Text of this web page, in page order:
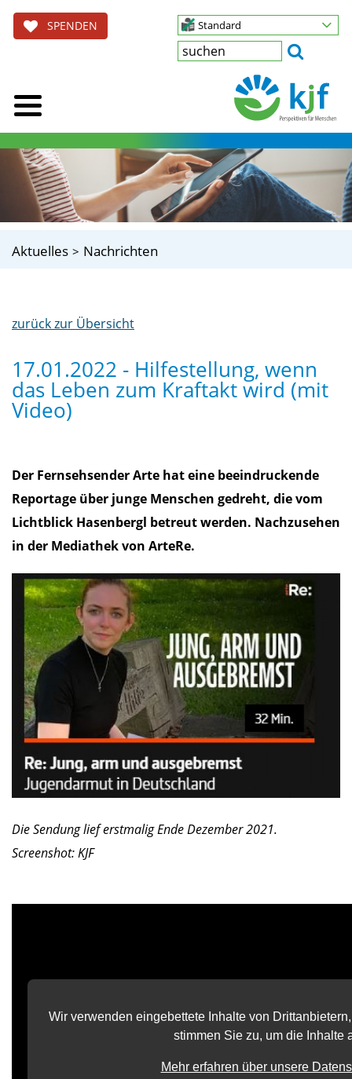
SPENDEN Standard
Aktuelles Nachrichten
zurück zur Übersicht
17.01.2022 - Hilfestellung, wenn
das Leben zum Kraftakt wird (mit
Video)
Der Fernsehsender Arte hat eine beeindruckende
Reportage über junge Menschen gedreht, die vom
Lichtblick Hasenbergl betreut werden. Nachzusehen
in der Mediathek von ArteRe.
Die Sendung lief erstmalig Ende Dezember 2021.
Screenshot: KJF